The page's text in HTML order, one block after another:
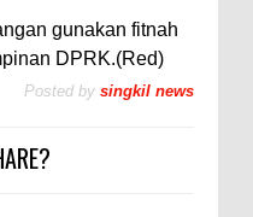
gunakan fitnah
DPRK.(Red)
Posted by singkil news